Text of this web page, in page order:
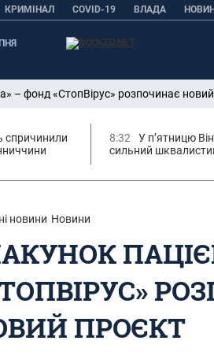
КРИМІНАЛ COVID-19 ВЛАДА
– фонд «СтопВірус» розпочинає
спричинили
8:32
У п’ятницю
сильний
новини Новини
ПРОЄКТ